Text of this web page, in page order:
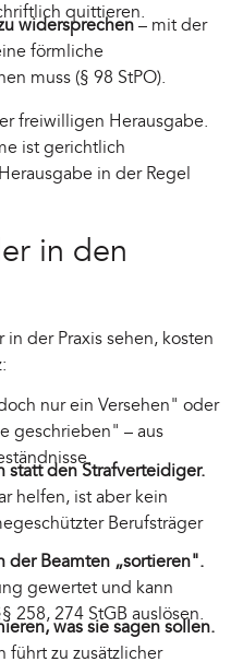
quittieren.
widersprechen– mit der
förmliche
muss (§ 98 StPO).
freiwilligen Herausgabe.
ist gerichtlich
in der Regel
in den
der Praxis sehen, kosten
nur ein Versehen" oder
geschrieben" – aus
statt den Strafverteidiger.
helfen, ist aber kein
Berufsträger
der Beamten „sortieren".
gewertet und kann
258, 274 StGB auslösen.
was sie sagen sollen.
führt zu zusätzlicher